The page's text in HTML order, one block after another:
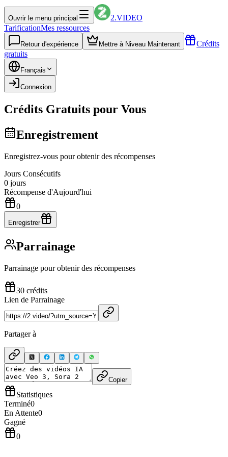
Ouvrir le menu principal
2.VIDEO
TarificationMes ressources
Retour d'expérience Mettre à Niveau Maintenant
Crédits
gratuits
Français
Connexion
Crédits Gratuits pour Vous
Enregistrement
Enregistrez-vous pour obtenir des récompenses
Jours Consécutifs
0 jours
Récompense d'Aujourd'hui
0
Enregistrer
Parrainage
Parrainage pour obtenir des récompenses
30 crédits
Lien de Parrainage
Partager à
Copier
Statistiques
Terminé0
En Attente0
Gagné
0